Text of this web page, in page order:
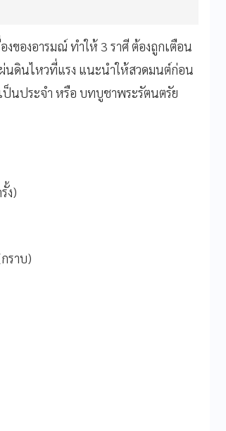
ของอารมณ์ ทำให้ 3 ราศี ต้องถูกเตือน
นดินไหวที่แรง แนะนำให้สวดมนต์ก่อน
นประจำ หรือ บทบูชาพระรัตนตรัย
ง)
ราบ)